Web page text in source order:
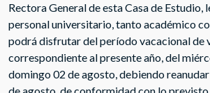
Beca CONAHCyT
Se convoca a profesionistas de
mexicana o extranjera a
proceso de selección para
Rectora General de esta Casa de Estudio,
personal universitario, tanto académico
podrá disfrutar del período vacacional de
correspondiente al presente año, del
domingo 02 de agosto, debiendo
de agosto, de conformidad con lo previsto